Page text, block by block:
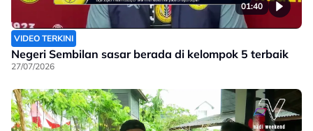
01:40
VIDEO TERKINI
Negeri Sembilan sasar berada di kelompok 5 terbaik
27/07/2026